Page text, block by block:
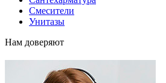
Смесители
Унитазы
Нам доверяют